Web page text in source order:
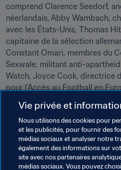
comprend Clarence Seedorf,
néerlandais, Abby Wambach,
avec les États-Unis, Thomas
capitaine de la sélection
Constant Omari, membres du
Sexwale, militant anti-
Watch, Joyce Cook, directrice
pour l’Accès au Football en
Racism in Europe), Jaiyah
tradition Fa’afafine propre à la
Asamoah, premier joueur noir
représenter l’Allemagne, et
présidente du conseil national
Vie privée et
Nous utilisons des cookies pour
et les publicités, pour fournir des
médias sociaux et analyser notre
également des informations sur
site avec nos partenaires
médias sociaux. Vous pouvez